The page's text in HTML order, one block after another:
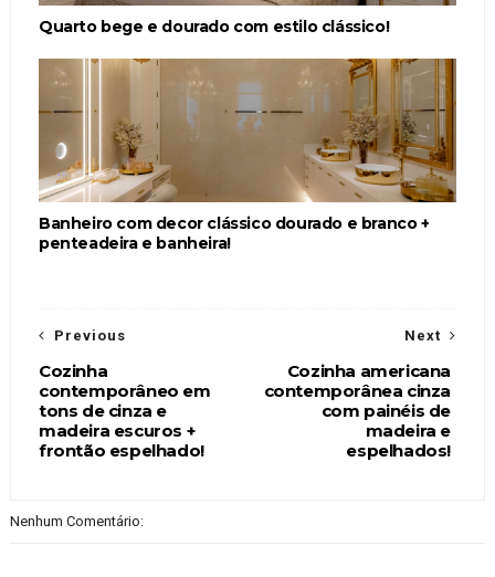
Quarto bege e dourado com estilo clássico!
Banheiro com decor clássico dourado e branco +
penteadeira e banheira!
Next
Cozinha americana
contemporânea cinza
com painéis de
madeira e
espelhados!
Previous
Cozinha
contemporâneo em
tons de cinza e
madeira escuros +
frontão espelhado!
Nenhum Comentário: